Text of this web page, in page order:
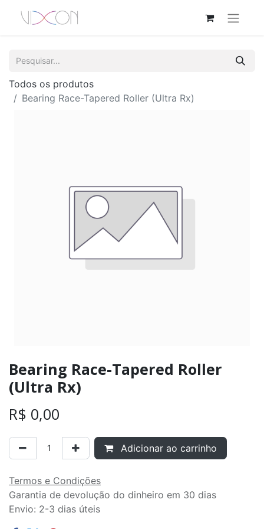
Todos os produtos
Bearing Race-Tapered Roller (Ultra Rx)
Bearing Race-Tapered Roller
(Ultra Rx)
R$ 0,00
Adicionar ao carrinho
Termos e Condições
Garantia de devolução do dinheiro em 30 dias
Envio: 2-3 dias úteis